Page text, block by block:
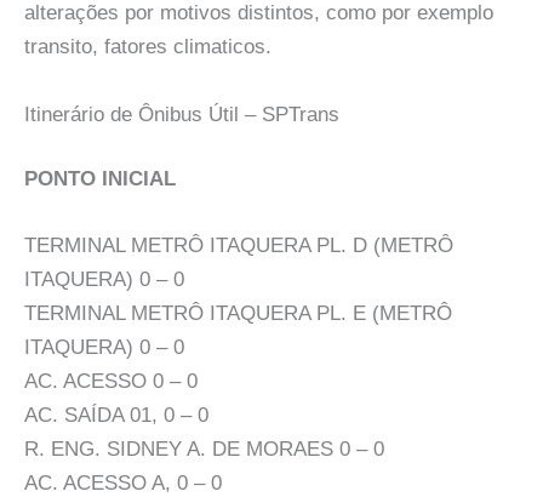
alterações por motivos distintos, como por exemplo
transito, fatores climaticos.
Itinerário de Ônibus Útil – SPTrans
PONTO INICIAL
TERMINAL METRÔ ITAQUERA PL. D (METRÔ
ITAQUERA) 0 – 0
TERMINAL METRÔ ITAQUERA PL. E (METRÔ
ITAQUERA) 0 – 0
AC. ACESSO 0 – 0
AC. SAÍDA 01, 0 – 0
R. ENG. SIDNEY A. DE MORAES 0 – 0
AC. ACESSO A, 0 – 0